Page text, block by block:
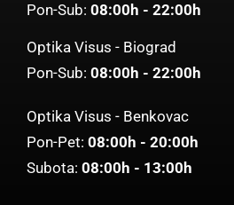
Pon-Sub: 08:00h - 22:00h
Optika Visus - Biograd
Pon-Sub: 08:00h - 22:00h
Optika Visus - Benkovac
Pon-Pet: 08:00h - 20:00h
Subota: 08:00h - 13:00h